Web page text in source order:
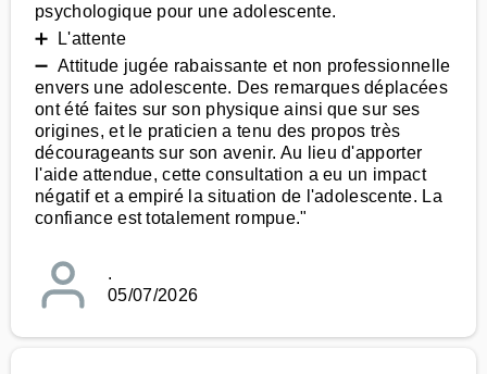
psychologique pour une adolescente.
➕ L'attente
➖ Attitude jugée rabaissante et non professionnelle
envers une adolescente. Des remarques déplacées
ont été faites sur son physique ainsi que sur ses
origines, et le praticien a tenu des propos très
décourageants sur son avenir. Au lieu d'apporter
l'aide attendue, cette consultation a eu un impact
négatif et a empiré la situation de l'adolescente. La
confiance est totalement rompue."
.
05/07/2026